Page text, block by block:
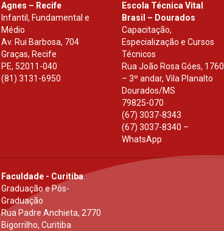
Agnes – Recife
Infantil, Fundamental e
Médio
Av. Rui Barbosa, 704
Graças, Recife
PE, 52011-040
(81) 3131-6950
Escola Técnica Vital
Brasil – Dourados
Capacitação,
Especialização e Cursos
Técnicos
Rua João Rosa Góes, 1760
– 3º andar, Vila Planalto
Dourados/MS
79825-070
(67) 3037-8343
(67) 3037-8340 –
WhatsApp
Faculdade - Curitiba
Graduação e Pós-
Graduação
Rua Padre Anchieta, 2770
Bigorrilho, Curitiba